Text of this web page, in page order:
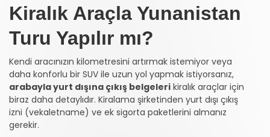
Kiralık Araçla Yunanistan
Turu Yapılır mı?
Kendi aracınızın kilometresini artırmak istemiyor veya
daha konforlu bir SUV ile uzun yol yapmak istiyorsanız,
arabayla yurt dışına çıkış belgeleri kiralık araçlar için
biraz daha detaylıdır. Kiralama şirketinden yurt dışı çıkış
izni (vekaletname) ve ek sigorta paketlerini almanız
gerekir.